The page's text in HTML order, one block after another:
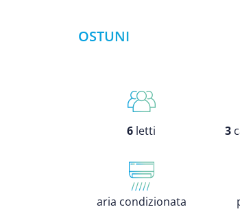
OSTUNI
6 letti 3
aria condizionata